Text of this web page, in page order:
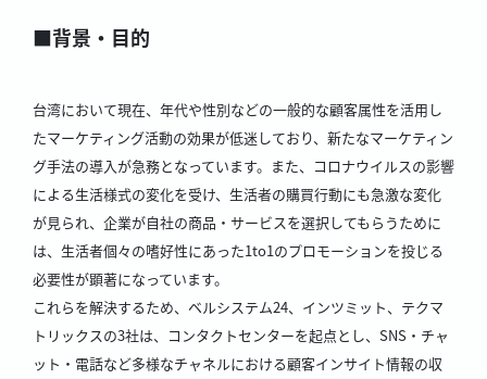
■背景・目的
台湾において現在、年代や性別などの一般的な顧客属性を活用し
たマーケティング活動の効果が低迷しており、新たなマーケティン
グ手法の導入が急務となっています。また、コロナウイルスの影響
による生活様式の変化を受け、生活者の購買行動にも急激な変化
が見られ、企業が自社の商品・サービスを選択してもらうために
は、生活者個々の嗜好性にあった1to1のプロモーションを投じる
必要性が顕著になっています。
これらを解決するため、ベルシステム24、インツミット、テクマ
トリックスの3社は、コンタクトセンターを起点とし、SNS・チャ
ット・電話など多様なチャネルにおける顧客インサイト情報の収